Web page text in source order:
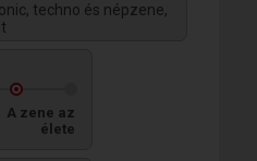
techno és népzene,
A zene az
élete